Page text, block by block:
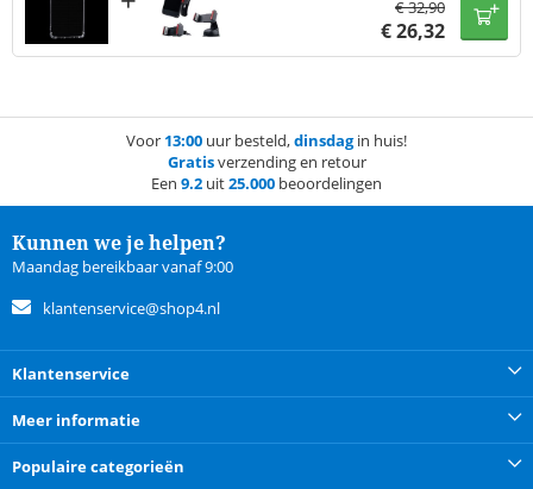
€32,90
€26,32
Voor 13:00 uur besteld,dinsdagin huis!
Gratisverzending en retour
Een 9.2 uit25.000 beoordelingen
Kunnen we je helpen?
Maandag bereikbaar vanaf 9:00
klantenservice@shop4.nl
Klantenservice
Meer informatie
Populaire categorieën